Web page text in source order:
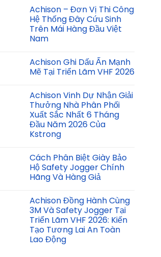
Achison – Đơn Vị Thi Công
Hệ Thống Đây Cứu Sinh
Trên Mái Hàng Đầu Việt
Nam
Achison Ghi Dấu Ấn Mạnh
Mẽ Tại Triển Lãm VHF 2026
Achison Vinh Dự Nhận Giải
Thưởng Nhà Phân Phối
Xuất Sắc Nhất 6 Tháng
Đầu Năm 2026 Của
Kstrong
Cách Phân Biệt Giày Bảo
Hộ Safety Jogger Chính
Hãng Và Hàng Giả
Achison Đồng Hành Cùng
3M Và Safety Jogger Tại
Triển Lãm VHF 2026: Kiến
Tạo Tương Lai An Toàn
Lao Động